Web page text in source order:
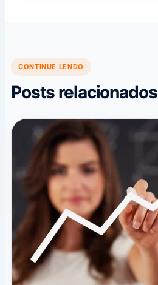
CONTINUE LENDO
Posts relacionados